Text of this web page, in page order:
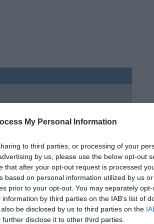
My Personal Information
to third parties, or processing of your
by us, please use the below opt-out
that after your opt-out request is processed
based on personal information utilized by us
prior to your opt-out. You may separately
by third parties on the IAB’s list of
be disclosed by us to third parties on the
further disclose it to other third parties.
qualità
poco